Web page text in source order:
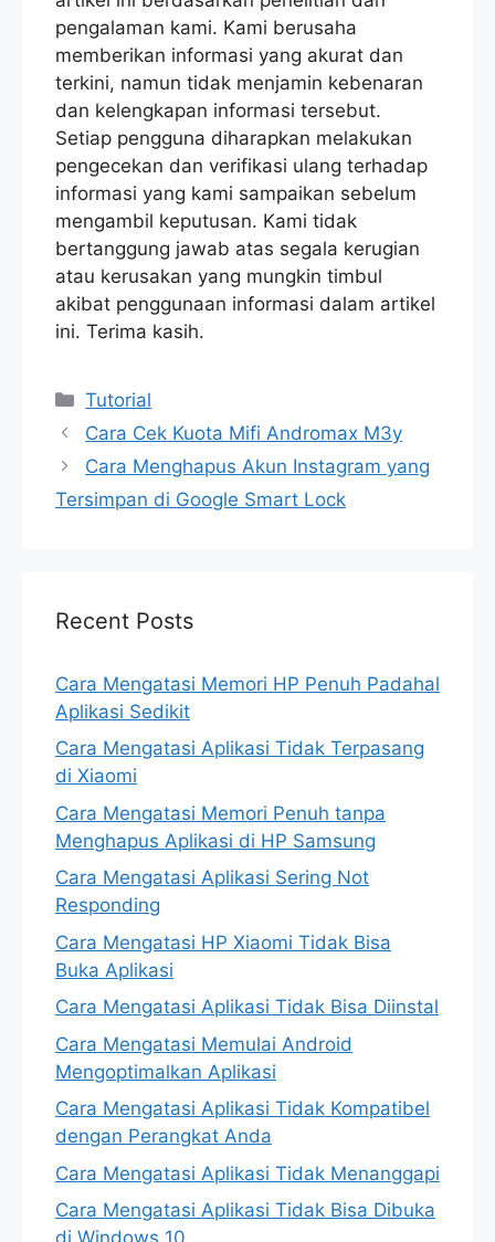
pengalaman kami. Kami berusaha
memberikan informasi yang akurat dan
terkini, namun tidak menjamin kebenaran
dan kelengkapan informasi tersebut.
Setiap pengguna diharapkan melakukan
pengecekan dan verifikasi ulang terhadap
informasi yang kami sampaikan sebelum
mengambil keputusan. Kami tidak
bertanggung jawab atas segala kerugian
atau kerusakan yang mungkin timbul
akibat penggunaan informasi dalam artikel
ini. Terima kasih.
Categories
Tutorial
Cara Cek Kuota Mifi Andromax M3y
Cara Menghapus Akun Instagram yang
Tersimpan di Google Smart Lock
Recent Posts
Cara Mengatasi Memori HP Penuh Padahal
Aplikasi Sedikit
Cara Mengatasi Aplikasi Tidak Terpasang
di Xiaomi
Cara Mengatasi Memori Penuh tanpa
Menghapus Aplikasi di HP Samsung
Cara Mengatasi Aplikasi Sering Not
Responding
Cara Mengatasi HP Xiaomi Tidak Bisa
Buka Aplikasi
Cara Mengatasi Aplikasi Tidak Bisa Diinstal
Cara Mengatasi Memulai Android
Mengoptimalkan Aplikasi
Cara Mengatasi Aplikasi Tidak Kompatibel
dengan Perangkat Anda
Cara Mengatasi Aplikasi Tidak Menanggapi
Cara Mengatasi Aplikasi Tidak Bisa Dibuka